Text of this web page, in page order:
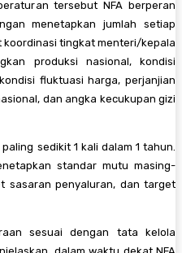
tersebut NFA berperan
menetapkan jumlah setiap
tingkat menteri/kepala
produksi nasional, kondisi
fluktuasi harga, perjanjian
dan angka kecukupan gizi
sedikit 1 kali dalam 1 tahun.
standar mutu masing-
sasaran penyaluran, dan target
sesuai dengan tata kelola